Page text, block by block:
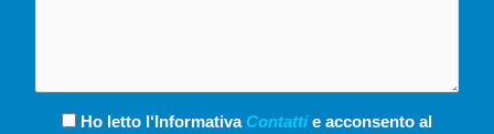
Ho letto l‘Informativa Contattie acconsento al